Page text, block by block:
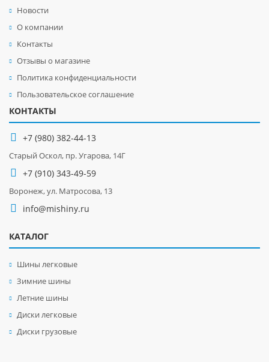
Новости
О компании
Контакты
Отзывы о магазине
Политика конфиденциальности
Пользовательское соглашение
КОНТАКТЫ
+7 (980) 382-44-13
Старый Оскол, пр. Угарова, 14Г
+7 (910) 343-49-59
Воронеж, ул. Матросова, 13
info@mishiny.ru
КАТАЛОГ
Шины легковые
Зимние шины
Летние шины
Диски легковые
Диски грузовые